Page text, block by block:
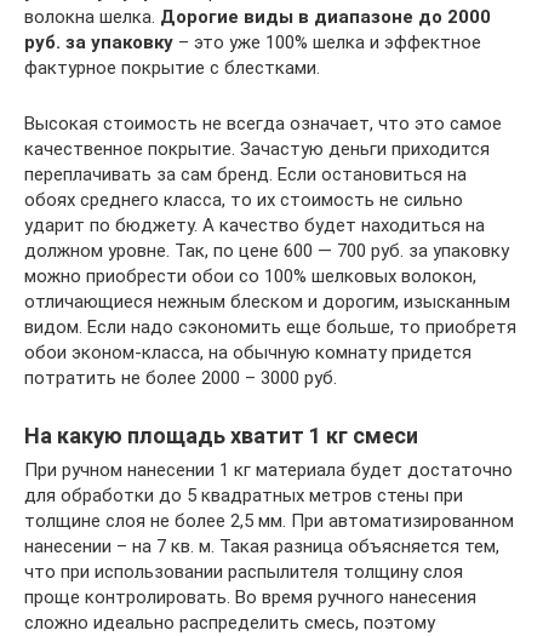
волокна шелка. Дорогие виды в диапазоне до 2000
руб. за упаковку – это уже 100% шелка и эффектное
фактурное покрытие с блестками.
Высокая стоимость не всегда означает, что это самое
качественное покрытие. Зачастую деньги приходится
переплачивать за сам бренд. Если остановиться на
обоях среднего класса, то их стоимость не сильно
ударит по бюджету. А качество будет находиться на
должном уровне. Так, по цене 600 — 700 руб. за упаковку
можно приобрести обои со 100% шелковых волокон,
отличающиеся нежным блеском и дорогим, изысканным
видом. Если надо сэкономить еще больше, то приобретя
обои эконом-класса, на обычную комнату придется
потратить не более 2000 – 3000 руб.
На какую площадь хватит 1 кг смеси
При ручном нанесении 1 кг материала будет достаточно
для обработки до 5 квадратных метров стены при
толщине слоя не более 2,5 мм. При автоматизированном
нанесении – на 7 кв. м. Такая разница объясняется тем,
что при использовании распылителя толщину слоя
проще контролировать. Во время ручного нанесения
сложно идеально распределить смесь, поэтому